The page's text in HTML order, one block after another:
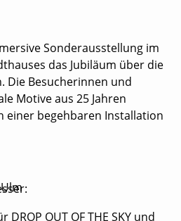
Sonderausstellung im
das Jubiläum über die
Die Besucherinnen und
Motive aus 25 Jahren
einer begehbaren Installation
OUT OF THE SKY und